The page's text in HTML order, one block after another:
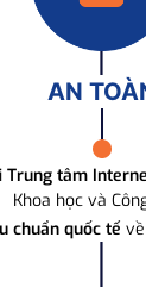
AN
Trung tâm
Khoa học và
chuẩn quốc tế